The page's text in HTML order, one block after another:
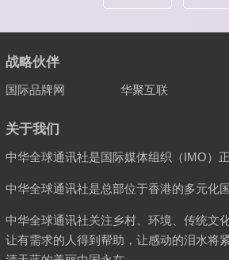
战略伙伴
国际品牌网 华聚互联
关于我们
中华全球通讯社是国际媒体组织（IMO）
中华全球通讯社是总部位于香港的多元化
中华全球通讯社关注乡村、环境、传统文
让有需求的人得到帮助，让感动的泪水将